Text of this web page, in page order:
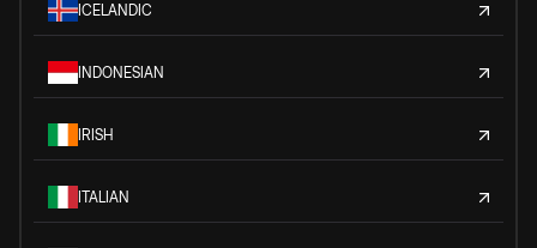
ICELANDIC
INDONESIAN
IRISH
ITALIAN